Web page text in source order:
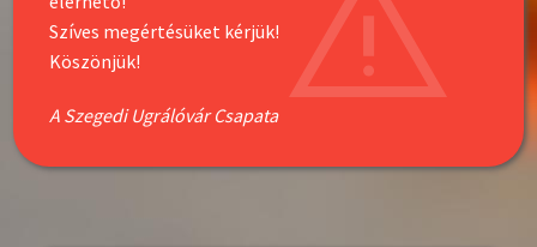
Szíves megértésüket kérjük!
Köszönjük!
A Szegedi Ugrálóvár Csapata